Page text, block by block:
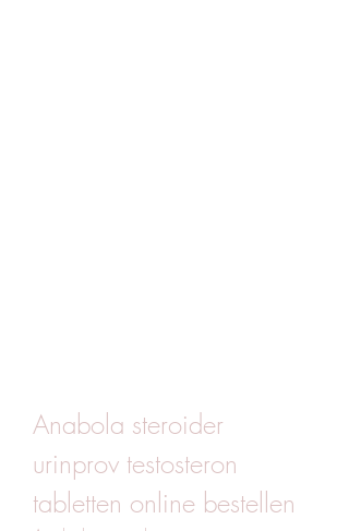
Anabola steroider
urinprov testosteron
tabletten online bestellen